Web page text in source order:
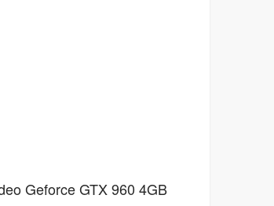
Geforce GTX 960 4GB